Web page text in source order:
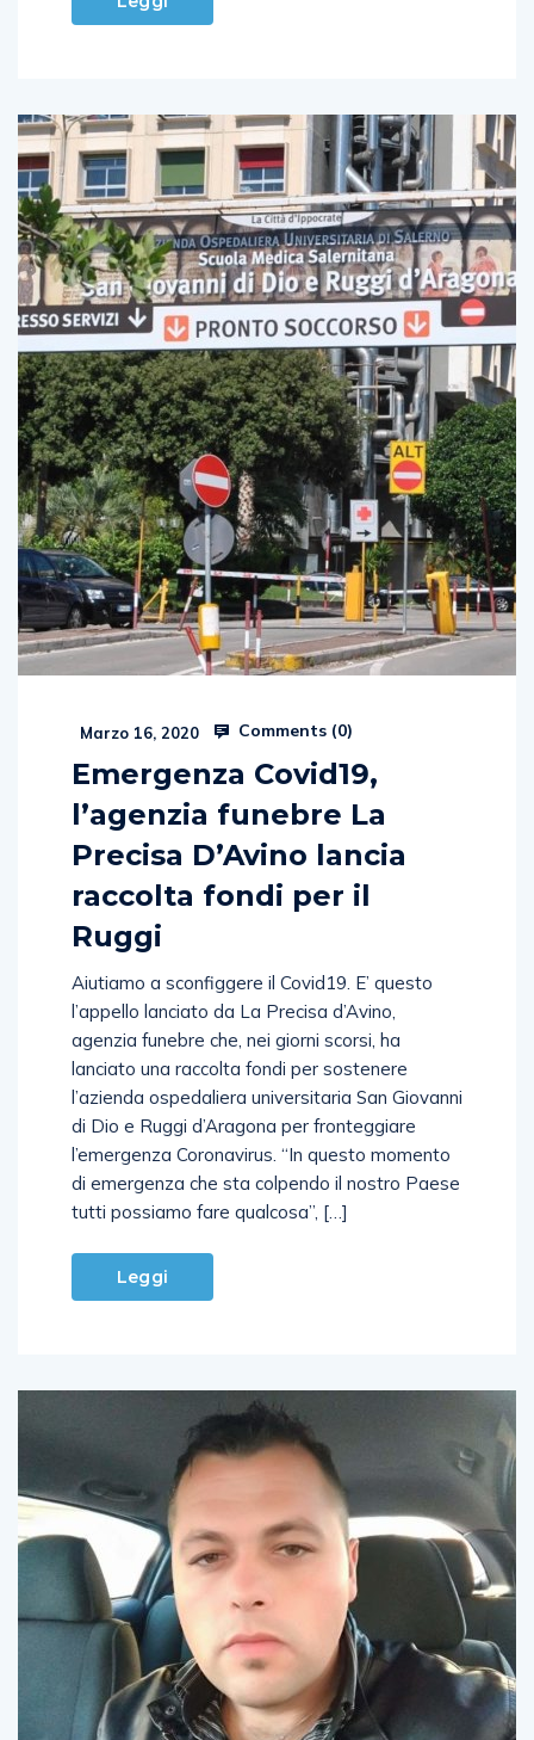
Marzo 16, 2020 Comments (0)
Emergenza Covid19,
l’agenzia funebre La
Precisa D’Avino lancia
raccolta fondi per il
Ruggi
Aiutiamo a sconfiggere il Covid19. E’ questo
l’appello lanciato da La Precisa d’Avino,
agenzia funebre che, nei giorni scorsi, ha
lanciato una raccolta fondi per sostenere
l’azienda ospedaliera universitaria San Giovanni
di Dio e Ruggi d’Aragona per fronteggiare
l’emergenza Coronavirus. “In questo momento
di emergenza che sta colpendo il nostro Paese
tutti possiamo fare qualcosa”, […]
Leggi